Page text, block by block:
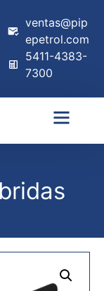
ventas@pip
epetrol.com
5411-4383-
7300